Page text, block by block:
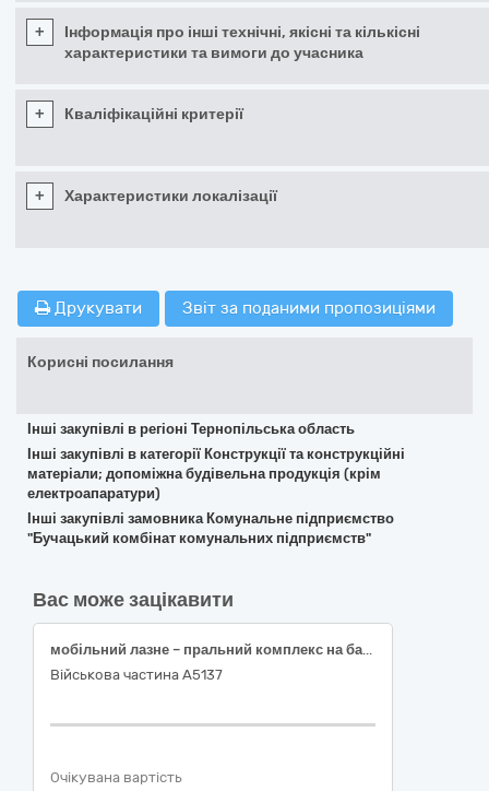
+
Інформація про інші технічні, якісні та кількісні
характеристики та вимоги до учасника
+ Кваліфікаційні критерії
+ Характеристики локалізації
Друкувати Звіт за поданими пропозиціями
Корисні посилання
Інші закупівлі в регіоні Тернопільська область
Інші закупівлі в категорії Конструкції та конструкційні
матеріали; допоміжна будівельна продукція (крім
електроапаратури)
Інші закупівлі замовника Комунальне підприємство
"Бучацький комбінат комунальних підприємств"
Вас може зацікавити
мобільний лазне – пральний комплекс на базі 20-ти футового контейнера
Військова частина А5137
Очікувана вартість